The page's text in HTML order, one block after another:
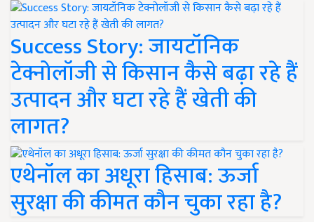
Success Story: जायटॉनिक
टेक्नोलॉजी से किसान कैसे बढ़ा रहे हैं
उत्पादन और घटा रहे हैं खेती की
लागत?
एथेनॉल का अधूरा हिसाब: ऊर्जा
सुरक्षा की कीमत कौन चुका रहा है?